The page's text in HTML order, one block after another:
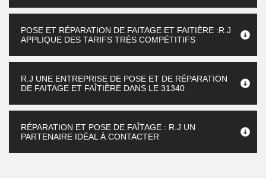
POSE ET RÉPARATION DE FAITAGE ET FAITIÈRE :R.J
APPLIQUE DES TARIFS TRÈS COMPÉTITIFS
R.J UNE ENTREPRISE DE POSE ET DE RÉPARATION
DE FAITAGE ET FAÎTIÈRE DANS LE 31340
RÉPARATION ET POSE DE FAÎTAGE : R.J UN
PARTENAIRE IDÉAL À CONTACTER